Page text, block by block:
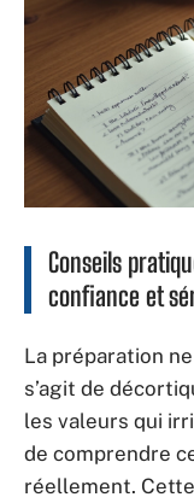
Conseils
confiance et
La préparation
s’agit de
les valeurs qui
de comprendre
réellement.